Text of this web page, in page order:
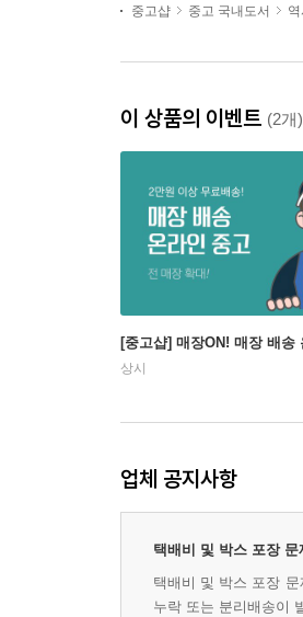
중고샵 중고 국내도서
이 상품의 이벤트 (2개)
[중고샵] 매장ON! 매장 배송
상시
업체 공지사항
택배비 및 박스 포장
택배비 및 박스 포장
누락 또는 분리배송이